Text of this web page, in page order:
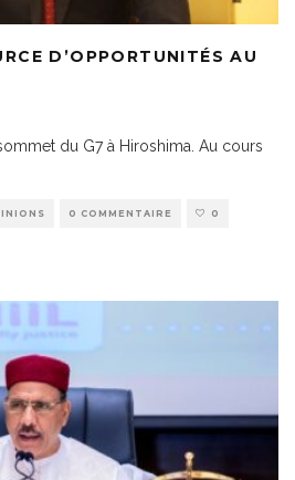
D’OPPORTUNITÉS AU
du G7 à Hiroshima. Au cours
0 COMMENTAIRE 0